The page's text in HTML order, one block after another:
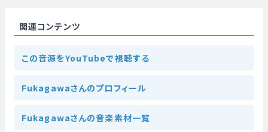
関連コンテンツ
この音源をYouTubeで視聴する
Fukagawaさんのプロフィール
Fukagawaさんの音楽素材一覧